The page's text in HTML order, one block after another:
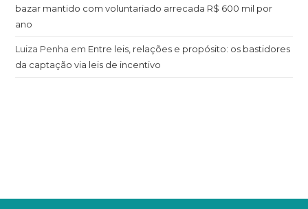
bazar mantido com voluntariado arrecada R$ 600 mil por
ano
Luiza Penha em Entre leis, relações e propósito: os bastidores
da captação via leis de incentivo